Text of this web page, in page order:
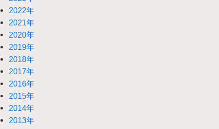
2022年
2021年
2020年
2019年
2018年
2017年
2016年
2015年
2014年
2013年